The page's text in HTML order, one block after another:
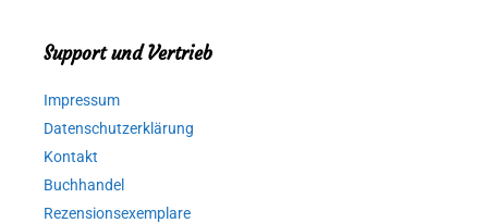
Support und Vertrieb
Impressum
Datenschutzerklärung
Kontakt
Buchhandel
Rezensionsexemplare